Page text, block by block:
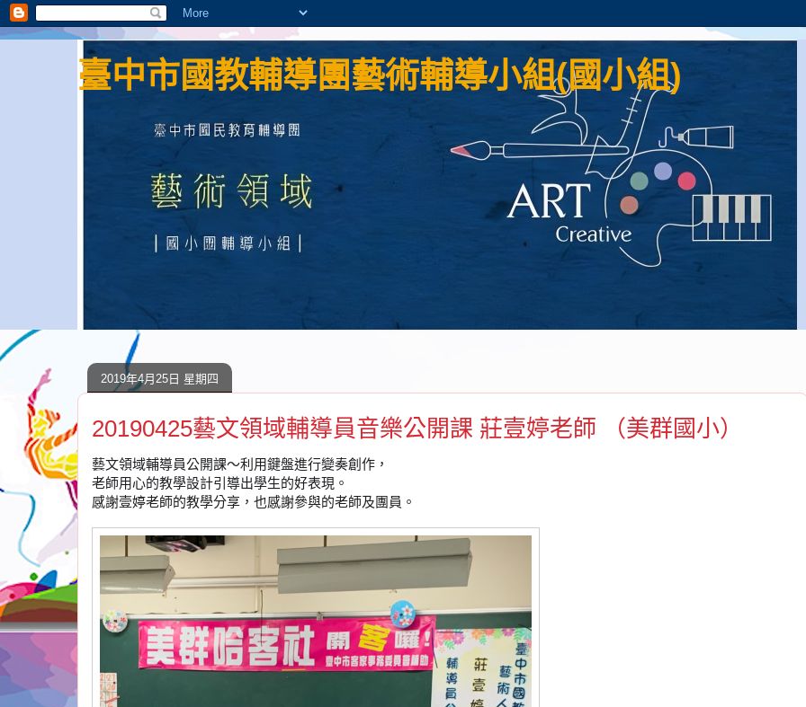
臺中市國教輔導團藝術輔導小組(國小組)
2019年4月25日 星期四
20190425藝文領域輔導員音樂公開課 莊壹婷老師 （美群國小）
藝文領域輔導員公開課～利用鍵盤進行變奏創作，
老師用心的教學設計引導出學生的好表現。
感謝壹婷老師的教學分享，也感謝參與的老師及團員。